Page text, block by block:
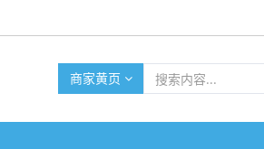
商家黄页